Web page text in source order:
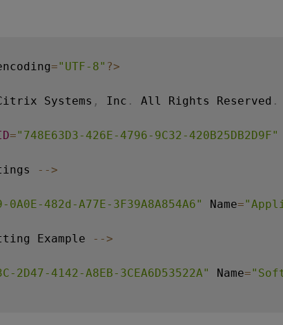
="UTF-8" ?>
Systems , Inc . All Rights Reserved .
="748E63D3-426E-4796-9C32-420B25DB2D9F"
-->
0A0E-482d-A77E-3F39A8A854A6" Name=
Example -->
2D47-4142-A8EB-3CEA6D53522A" Name=